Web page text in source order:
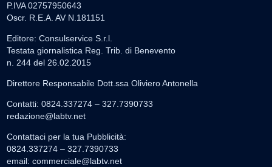
P.IVA 02757950643
Oscr. R.E.A. AV N.181151
Editore: Consulservice S.r.l.
Testata giornalistica Reg. Trib. di Benevento
n. 244 del 26.02.2015
Direttore Responsabile Dott.ssa Oliviero Antonella
Contatti: 0824.337274 – 327.7390733
redazione@labtv.net
Contattaci per la tua Pubblicità:
0824.337274 – 327.7390733
email: commerciale@labtv.net